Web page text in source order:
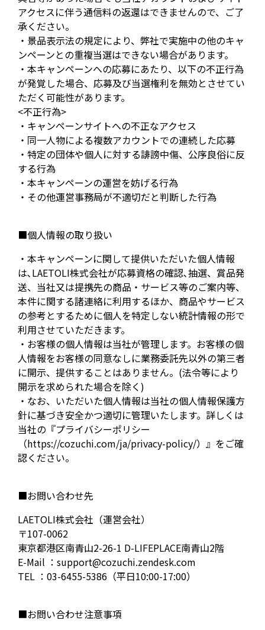
アクセスに伴う通信料の返還はできませんので、ご了
承ください。
・景品表示法の規定により、弊社で実施中の他のキャ
ンペーンとの重複当選はできない場合があります。
・本キャンペーンへの応募にあたり、以下の不正行為
が発覚した場合、応募及び当選権利を無効とさせてい
ただく可能性があります。
<不正行為>
・キャンペーンサイトへの不正なアクセス
・同一人物による複数アカウントでの連続した応募
・特定の団体や個人に対する誹謗中傷、公序良俗に反
する行為
・本キャンペーンの運営を妨げる行為
・その他運営事務局が不適切だと判断した行為
■個人情報の取り扱い
・本キャンペーンに関して提供いただいた個人情報
は､LAETOLI株式会社が応募資格の確認､抽選、賞品発
送、当社又は提携先の商品・サービス等のご案内等、
本件に関する諸連絡に利用するほか、商品やサービス
の参考とするために個人を特定しない統計情報の形で
利用させていただきます。
・お客様の個人情報は当社が管理します。お客様の個
人情報をお客様の同意なしに業務委託先以外の第三者
に開示、提供することはありません。(法令等により
開示を求められた場合を除く)
・なお、いただいた個人情報は当社の個人情報保護方
針に基づき安全かつ適切に管理いたします。詳しくは
当社の『プライバシーポリシー
（https://cozuchi.com/ja/privacy-policy/）』をご確
認ください。
■お問い合わせ先
LAETOLI株式会社（運営会社）
〒107-0062
東京都港区南青山2-26-1 D-LIFEPLACE南青山2階
E-Mail ：support@cozuchi.zendesk.com
TEL ：03-6455-5386（平日10:00-17:00）
■お問い合わせ注意事項